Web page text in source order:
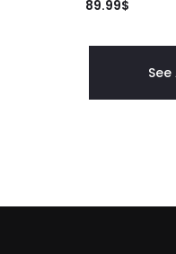
89.99$